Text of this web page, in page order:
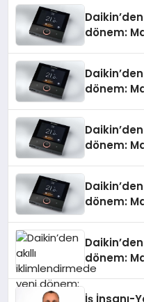
dönem:
dönem:
dönem:
dönem:
dönem:
Daikin’in
İş İnsanı-